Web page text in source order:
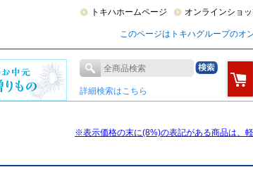
トキハホームページ オンラインショ
このページはトキハグループのオ
詳細検索はこちら
※表示価格の末に(8%)の表記がある商品は、軽